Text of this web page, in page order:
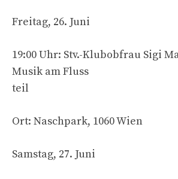
Freitag, 26. Juni
19:00 Uhr: Stv.-Klubobfrau Sigi
Musik am Fluss
teil
Ort: Naschpark, 1060 Wien
Samstag, 27. Juni